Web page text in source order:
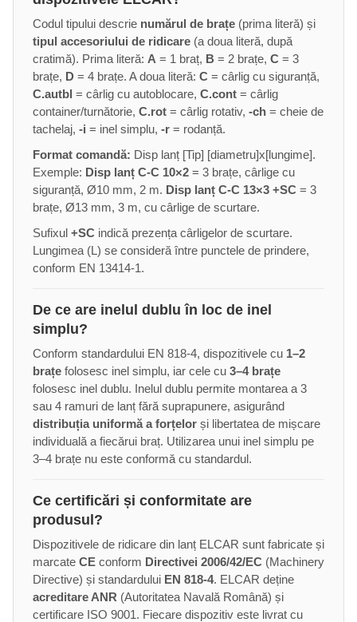
Codul tipului descrie numărul de brațe (prima literă) și
tipul accesoriului de ridicare (a doua literă, după
cratimă). Prima literă: A = 1 braț, B = 2 brațe, C = 3
brațe, D = 4 brațe. A doua literă: C = cârlig cu siguranță,
C.autbl = cârlig cu autoblocare, C.cont = cârlig
container/turnătorie, C.rot = cârlig rotativ, -ch = cheie de
tachelaj, -i = inel simplu, -r = rodanță.
Format comandă: Disp lanț [Tip] [diametru]x[lungime].
Exemple: Disp lanț C-C 10×2 = 3 brațe, cârlige cu
siguranță, Ø10 mm, 2 m. Disp lanț C-C 13×3 +SC = 3
brațe, Ø13 mm, 3 m, cu cârlige de scurtare.
Sufixul +SC indică prezența cârligelor de scurtare.
Lungimea (L) se consideră între punctele de prindere,
conform EN 13414-1.
De ce are inelul dublu în loc de inel
simplu?
Conform standardului EN 818-4, dispozitivele cu 1–2
brațe folosesc inel simplu, iar cele cu 3–4 brațe
folosesc inel dublu. Inelul dublu permite montarea a 3
sau 4 ramuri de lanț fără suprapunere, asigurând
distribuția uniformă a forțelor și libertatea de mișcare
individuală a fiecărui braț. Utilizarea unui inel simplu pe
3–4 brațe nu este conformă cu standardul.
Ce certificări și conformitate are
produsul?
Dispozitivele de ridicare din lanț ELCAR sunt fabricate și
marcate CE conform Directivei 2006/42/EC (Machinery
Directive) și standardului EN 818-4. ELCAR deține
acreditare ANR (Autoritatea Navală Română) și
certificare ISO 9001. Fiecare dispozitiv este livrat cu